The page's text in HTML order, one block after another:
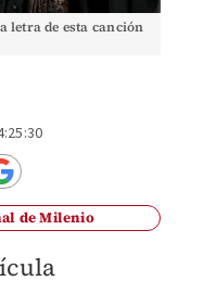
letra de esta canción
de Milenio